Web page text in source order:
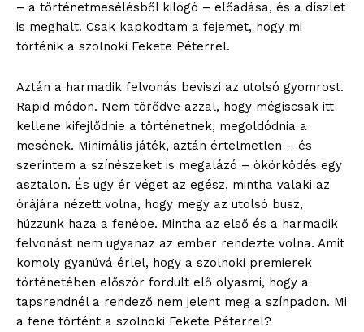
– a történetmesélésből kilógó – előadása, és a díszlet
is meghalt. Csak kapkodtam a fejemet, hogy mi
történik a szolnoki Fekete Péterrel.
Aztán a harmadik felvonás beviszi az utolsó gyomrost.
Rapid módon. Nem törődve azzal, hogy mégiscsak itt
kellene kifejlődnie a történetnek, megoldódnia a
mesének. Minimális játék, aztán értelmetlen – és
szerintem a színészeket is megalázó – ökörködés egy
asztalon. És úgy ér véget az egész, mintha valaki az
órájára nézett volna, hogy megy az utolsó busz,
húzzunk haza a fenébe. Mintha az első és a harmadik
felvonást nem ugyanaz az ember rendezte volna. Amit
komoly gyanúvá érlel, hogy a szolnoki premierek
történetében először fordult elő olyasmi, hogy a
tapsrendnél a rendező nem jelent meg a színpadon. Mi
a fene történt a szolnoki Fekete Péterrel?